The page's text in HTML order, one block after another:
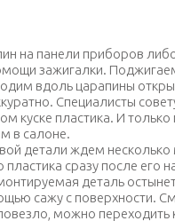
на панели приборов
зажигалки.
вдоль царапины
Специалисты
куске пластика. И только
в салоне.
детали ждем
сразу после его
деталь
сажу с поверхности.
можно